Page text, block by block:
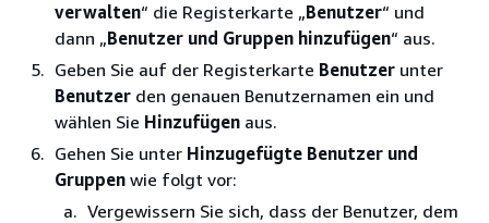
verwalten“ die Registerkarte „Benutzer“ und
dann „Benutzer und Gruppen hinzufügen“ aus.
Geben Sie auf der Registerkarte Benutzer unter
Benutzer den genauen Benutzernamen ein und
wählen Sie Hinzufügen aus.
Gehen Sie unter Hinzugefügte Benutzer und
Gruppen wie folgt vor:
Vergewissern Sie sich, dass der Benutzer, dem